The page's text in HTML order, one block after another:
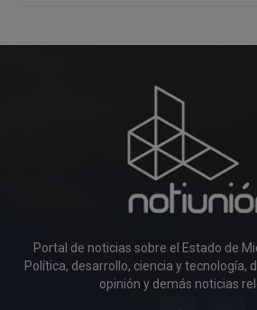
Portal de noticias sobre el Estado de
Política, desarrollo, ciencia y tecnología,
opinión y demás noticias